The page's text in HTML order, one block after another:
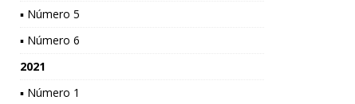
▪ Número 5
▪ Número 6
2021
▪ Número 1